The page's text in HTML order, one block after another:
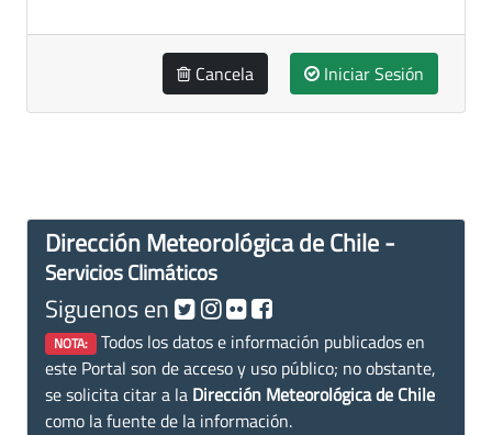
Cancela Iniciar Sesión
Dirección Meteorológica de Chile -
Servicios Climáticos
Siguenos en
NOTA: Todos los datos e información publicados en
este Portal son de acceso y uso público; no obstante,
se solicita citar a la Dirección Meteorológica de Chile
como la fuente de la información.